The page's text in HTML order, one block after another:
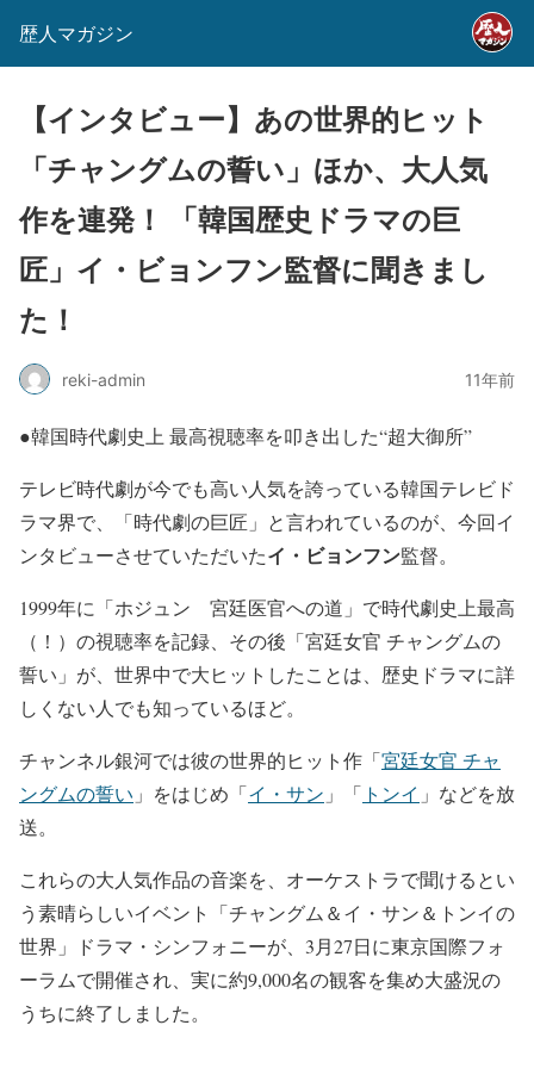
歴人マガジン
【インタビュー】あの世界的ヒット
「チャングムの誓い」ほか、大人気
作を連発！ 「韓国歴史ドラマの巨
匠」イ・ビョンフン監督に聞きまし
た！
reki-admin 11年前
●韓国時代劇史上 最高視聴率を叩き出した“超大御所”
テレビ時代劇が今でも高い人気を誇っている韓国テレビド
ラマ界で、「時代劇の巨匠」と言われているのが、今回イ
ンタビューさせていただいたイ・ビョンフン監督。
1999年に「ホジュン 宮廷医官への道」で時代劇史上最高
（！）の視聴率を記録、その後「宮廷女官 チャングムの
誓い」が、世界中で大ヒットしたことは、歴史ドラマに詳
しくない人でも知っているほど。
チャンネル銀河では彼の世界的ヒット作「宮廷女官 チャ
ングムの誓い 」をはじめ「イ・サン 」「 トンイ 」などを放
送。
これらの大人気作品の音楽を、オーケストラで聞けるとい
う素晴らしいイベント「チャングム＆イ・サン＆トンイの
世界」ドラマ・シンフォニーが、3月27日に東京国際フォ
ーラムで開催され、実に約9,000名の観客を集め大盛況の
うちに終了しました。